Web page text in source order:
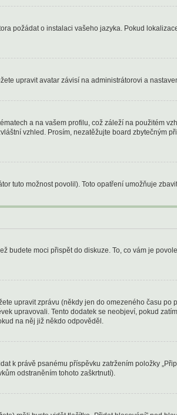
požádat o instalaci vašeho jazyka. Pokud
upravit avatar závisí na administrátorovi a
a na vašem profilu, což záleží na použitém
vzhled. Prosím, nezatěžujte board zbytečným
tuto možnost povolil). Toto opatření umožňuje
moci přispět do diskuze. To, co vám je
upravit zprávu (někdy jen do omezeného času
upravovali. Tento dodatek se neobjeví, pokud
na něj již někdo odpověděl.
k právě psanému příspěvku zatržením položky
odstraněním tohoto zaškrtnutí).